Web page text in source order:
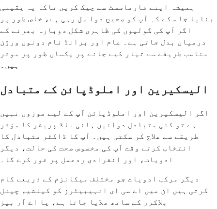
ہمیشہ اپنے فارماسسٹ سے چیک کریں تاکہ یہ یقینی
بنایا جا سکے کہ آپ کو صحیح دوا مل رہی ہے، خاص طور پر
اگر آپ کی گولیوں کی ظاہری شکل دوبارہ بھرنے کے
درمیان بدل جاتی ہے۔ عام اور برانڈ نام دونوں ورژن
مناسب طریقے سے تیار کیے جانے پر یکساں طور پر موثر
ہیں۔
الیسکیرین اور املوڈپائن کے متبادل
اگر الیسکیرین اور املوڈپائن آپ کے لیے موزوں نہیں
ہے تو کئی متبادل دوائیں ہائی بلڈ پریشر کا مؤثر
طریقے سے علاج کر سکتی ہیں۔ آپ کا ڈاکٹر متبادل کا
انتخاب کرتے وقت آپ کی مخصوص صحت کی حالت، دیگر
ادویات، اور انفرادی ردعمل پر غور کرے گا۔
دیگر مرکب ادویات جو مختلف میکانزم کے ذریعے کام
کرتی ہیں ان میں اے سی ای انہیبیٹرز کو کیلشیم چینل
بلاکرز کے ساتھ ملایا جاتا ہے، یا اے آر بیز